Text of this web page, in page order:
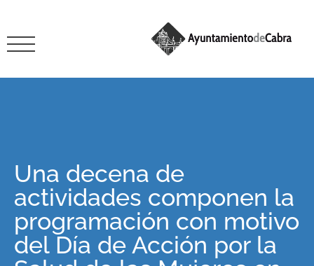
Una decena de
actividades componen la
programación con motivo
del Día de Acción por la